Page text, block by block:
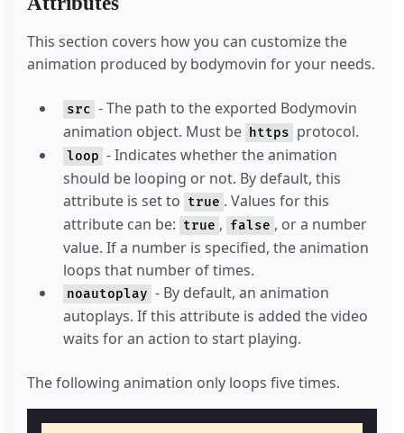
This section covers how you can customize the
animation produced by bodymovin for your needs.
src - The path to the exported Bodymovin
animation object. Must be
https protocol.
loop - Indicates whether the animation
should be looping or not. By default, this
attribute is set to true . Values for this
attribute can be: true , false , or a number
value. If a number is specified, the animation
loops that number of times.
noautoplay - By default, an animation
autoplays. If this attribute is added the video
waits for an action to start playing.
The following animation only loops five times.